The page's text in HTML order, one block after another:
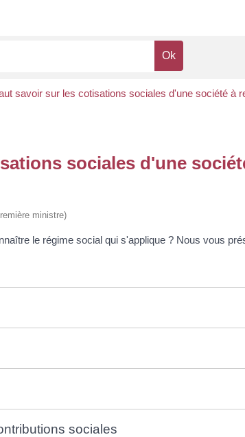
savoir sur les cotisations sociales d'une société à
sociales d'une
ministre)
le régime social qui s'applique ? Nous vous
sociales